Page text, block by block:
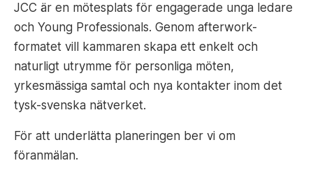
JCC är en mötesplats för engagerade unga ledare
och Young Professionals. Genom afterwork-
formatet vill kammaren skapa ett enkelt och
naturligt utrymme för personliga möten,
yrkesmässiga samtal och nya kontakter inom det
tysk-svenska nätverket.
För att underlätta planeringen ber vi om
föranmälan.